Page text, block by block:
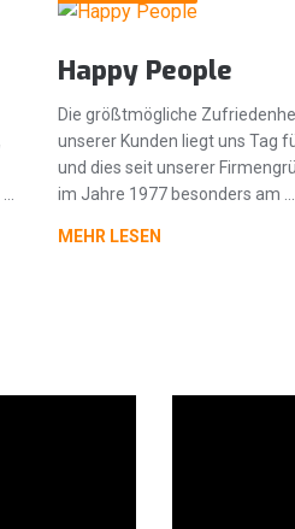
Happy People
Die größtmögliche
unserer Kunden liegt uns Tag
und dies seit unserer
im Jahre 1977 besonders am …
MEHR LESEN